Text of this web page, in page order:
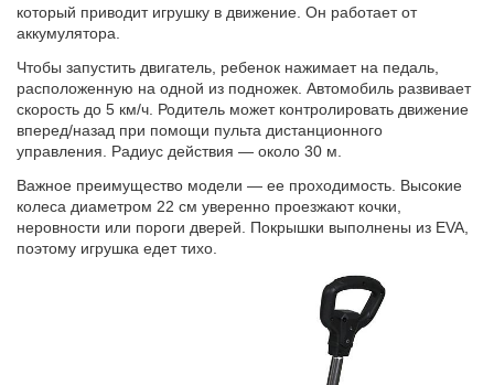
который приводит игрушку в движение. Он работает от
аккумулятора.
Чтобы запустить двигатель, ребенок нажимает на педаль,
расположенную на одной из подножек. Автомобиль развивает
скорость до 5 км/ч. Родитель может контролировать движение
вперед/назад при помощи пульта дистанционного
управления. Радиус действия — около 30 м.
Важное преимущество модели — ее проходимость. Высокие
колеса диаметром 22 см уверенно проезжают кочки,
неровности или пороги дверей. Покрышки выполнены из EVA,
поэтому игрушка едет тихо.